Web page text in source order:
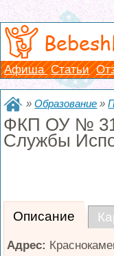
Афиша Статьи
»Образование »
ФКП ОУ №
Службы
Описание
Адрес: